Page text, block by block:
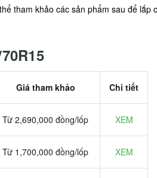
tham khảo các sản phẩm sau để lắp
Giá tham khảo Chi tiết
Từ 2,690,000 đồng/lốp XEM
Từ 1,700,000 đồng/lốp XEM